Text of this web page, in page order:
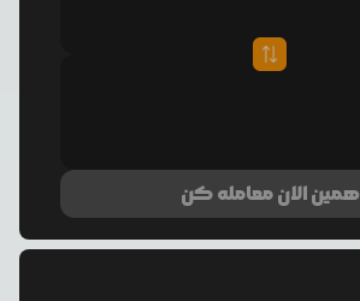
همین الان معامله کن